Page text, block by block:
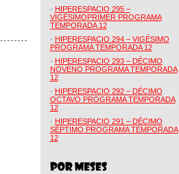
· HIPERESPACIO 295 –
VIGÉSIMOPRIMER PROGRAMA
TEMPORADA 12
· HIPERESPACIO 294 – VIGÉSIMO
PROGRAMA TEMPORADA 12
· HIPERESPACIO 293 – DÉCIMO
NOVENO PROGRAMA TEMPORADA
12
· HIPERESPACIO 292 – DÉCIMO
OCTAVO PROGRAMA TEMPORADA
12
· HIPERESPACIO 291 – DÉCIMO
SÉPTIMO PROGRAMA TEMPORADA
12